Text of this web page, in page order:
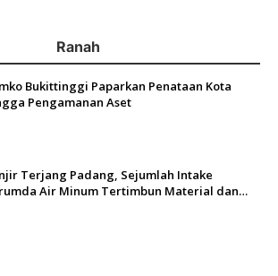
Ranah
Bukittinggi Paparkan Penataan Kota
Pengamanan Aset
Terjang Padang, Sejumlah Intake
Air Minum Tertimbun Material dan